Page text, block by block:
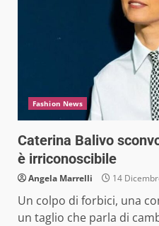
Fashion News
Caterina Balivo
è irriconoscibile
Angela Marrelli 14
Un colpo di forbici, una
un taglio che parla di